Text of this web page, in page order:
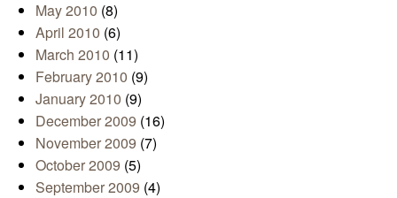
May 2010 (8)
April 2010 (6)
March 2010 (11)
February 2010 (9)
January 2010 (9)
December 2009 (16)
November 2009 (7)
October 2009 (5)
September 2009 (4)